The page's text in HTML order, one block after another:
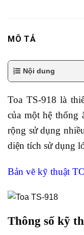
MÔ TẢ
Nội dung
Toa TS-918 là
của một hệ thống
rộng sử dụng
diện tích sử dụng
Bản vẽ kỹ thuật
Thông số kỹ